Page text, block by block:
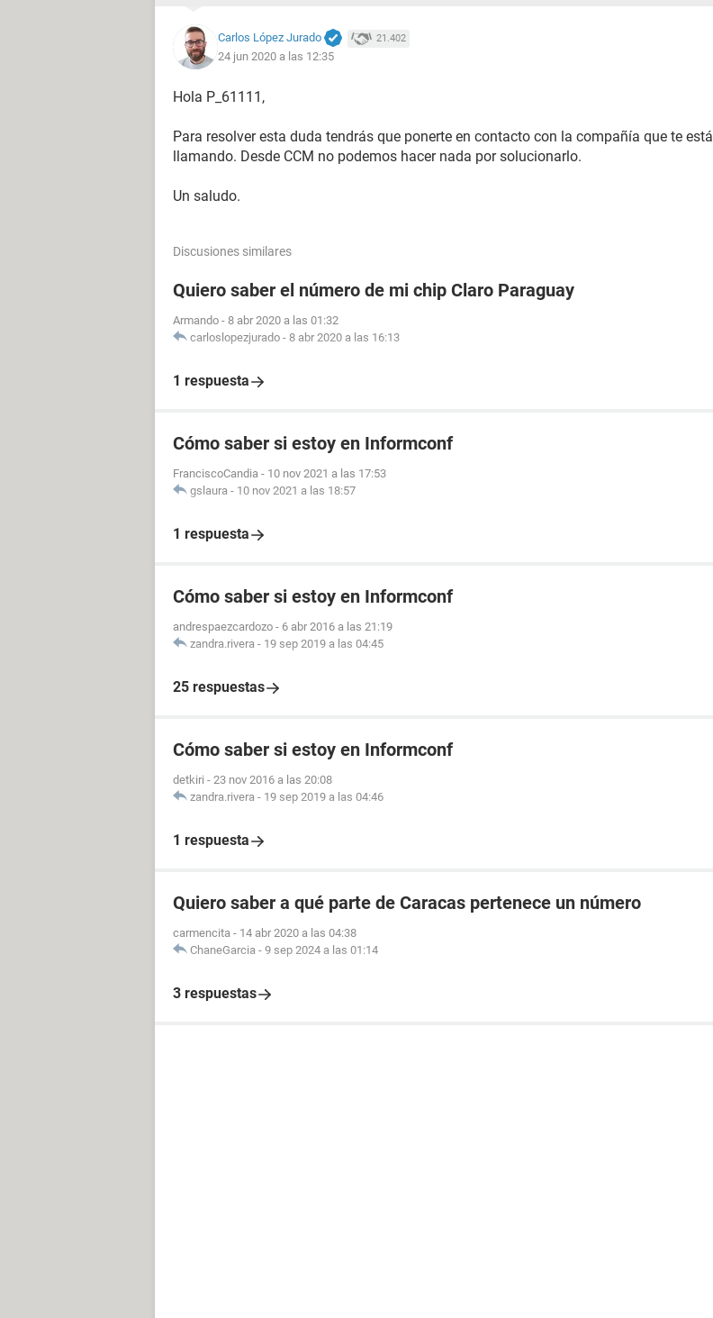
Carlos López Jurado 21.402
24 jun 2020 a las 12:35
Hola P_61111,
Para resolver esta duda tendrás que ponerte en contacto con la compañía que te está
llamando. Desde CCM no podemos hacer nada por solucionarlo.
Un saludo.
Discusiones similares
Quiero saber el número de mi chip Claro Paraguay
Armando - 8 abr 2020 a las 01:32
carloslopezjurado - 8 abr 2020 a las 16:13
1 respuesta
Cómo saber si estoy en Informconf
FranciscoCandia - 10 nov 2021 a las 17:53
gslaura - 10 nov 2021 a las 18:57
1 respuesta
Cómo saber si estoy en Informconf
andrespaezcardozo - 6 abr 2016 a las 21:19
zandra.rivera - 19 sep 2019 a las 04:45
25 respuestas
Cómo saber si estoy en Informconf
detkiri - 23 nov 2016 a las 20:08
zandra.rivera - 19 sep 2019 a las 04:46
1 respuesta
Quiero saber a qué parte de Caracas pertenece un número
carmencita - 14 abr 2020 a las 04:38
ChaneGarcia - 9 sep 2024 a las 01:14
3 respuestas